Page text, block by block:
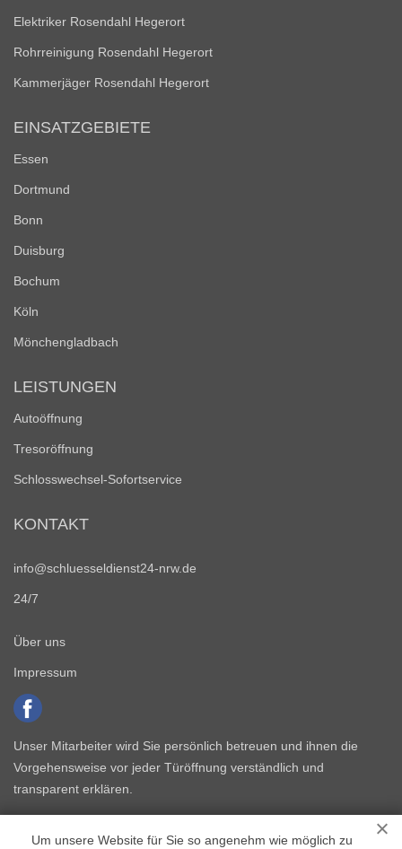
Um unsere Website für Sie so angenehm wie möglich zu
Elektriker Rosendahl Hegerort
Rohrreinigung Rosendahl Hegerort
Kammerjäger Rosendahl Hegerort
EINSATZGEBIETE
Essen
Dortmund
Bonn
Duisburg
Bochum
Köln
Mönchengladbach
LEISTUNGEN
Autoöffnung
Tresoröffnung
Schlosswechsel-Sofortservice
KONTAKT
info@schluesseldienst24-nrw.de
24/7
Über uns
Impressum
Unser Mitarbeiter wird Sie persönlich betreuen und ihnen die
Vorgehensweise vor jeder Türöffnung verständlich und
transparent erklären.